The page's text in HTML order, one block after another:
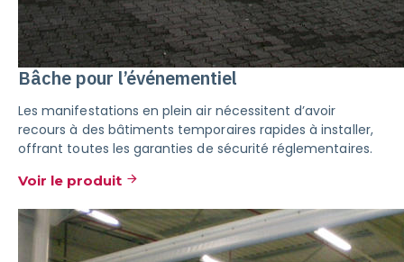
Bâche pour l’événementiel
Les manifestations en plein air nécessitent d’avoir
recours à des bâtiments temporaires rapides à installer,
offrant toutes les garanties de sécurité réglementaires.
Voir le produit